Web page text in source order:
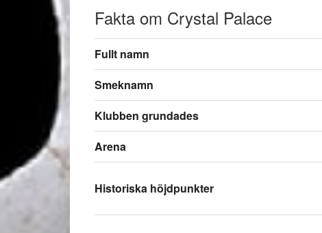
Fakta om Crystal Palace
Fullt namn
Smeknamn
Klubben grundades
Arena
Historiska höjdpunkter